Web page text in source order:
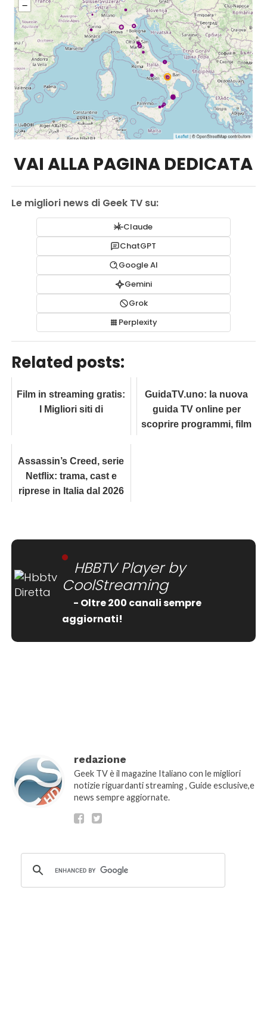
VAI ALLA PAGINA DEDICATA
Le migliori news di Geek TV su:
Claude
ChatGPT
Google AI
Gemini
Grok
Perplexity
Related posts:
Film in streaming gratis:
I Migliori siti di
GuidaTV.uno: la nuova
guida TV online per
scoprire programmi, film
Assassin’s Creed, serie
Netflix: trama, cast e
riprese in Italia dal 2026
HBBTV Player by
CoolStreaming
- Oltre 200 canali sempre
aggiornati!
redazione
Geek TV è il magazine Italiano con le migliori
notizie riguardanti streaming , Guide esclusive,e
news sempre aggiornate.